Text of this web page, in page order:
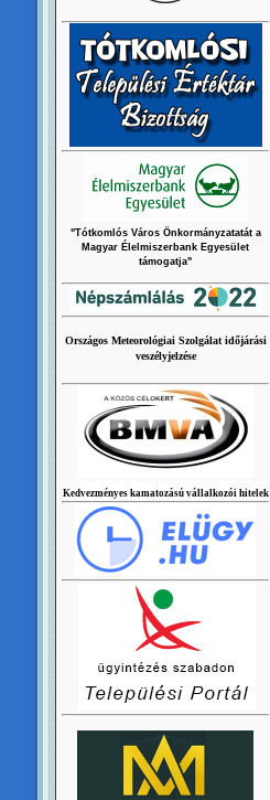
"Tótkomlós Város Önkormányzatatát a
Magyar Élelmiszerbank Egyesület
támogatja"
Országos Meteorológiai Szolgálat időjárási
veszélyjelzése
Kedvezményes kamatozású vállalkozói hitelek